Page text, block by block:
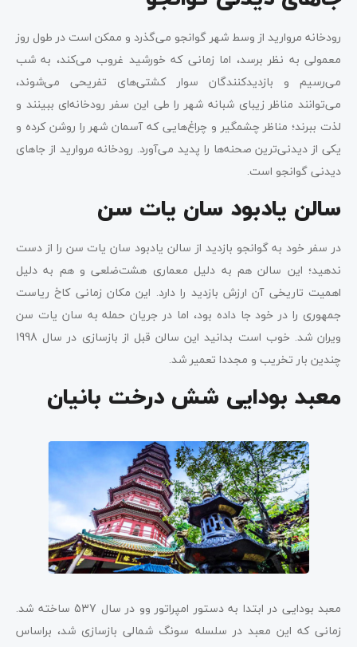
رودخانه مروارید از وسط شهر گوانجو می‌گذرد و ممکن است در طول روز
معمولی به نظر برسد، اما زمانی که خورشید غروب می‌کند، به شب
می‌رسیم و بازدیدکنندگان سوار کشتی‌های تفریحی می‌شوند،
می‌توانند مناظر زیبای شبانه شهر را طی این سفر رودخانه‌ای ببینند و
لذت ببرند؛ مناظر چشمگیر و چراغ‌هایی که آسمان شهر را روشن کرده و
یکی از دیدنی‌ترین صحنه‌ها را پدید می‌آورد. رودخانه مروارید از جاهای
دیدنی گوانجو است.
سالن یادبود سان یات سن
در سفر خود به گوانجو بازدید از سالن یادبود سان یات سن را از دست
ندهید؛ این سالن هم به دلیل معماری هشت‌ضلعی و هم به دلیل
اهمیت تاریخی آن ارزش بازدید را دارد. این مکان زمانی کاخ ریاست
جمهوری را در خود جا داده بود، اما در جریان حمله به سان یات سن
ویران شد. خوب است بدانید این سالن قبل از بازسازی در سال 1998
چندین بار تخریب و مجددا تعمیر شد.
معبد بودایی شش درخت بانیان
معبد بودایی در ابتدا به دستور امپراتور وو در سال 537 ساخته شد.
زمانی که این معبد در سلسله سونگ شمالی بازسازی شد، براساس